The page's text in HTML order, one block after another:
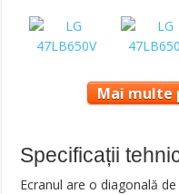
Mai multe
Specificații
Ecranul are o diagonală